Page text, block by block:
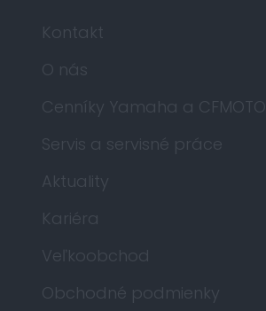
Kontakt
O nás
Cenníky Yamaha a CFMOTO
Servis a servisné práce
Aktuality
Kariéra
Veľkoobchod
Obchodné podmienky